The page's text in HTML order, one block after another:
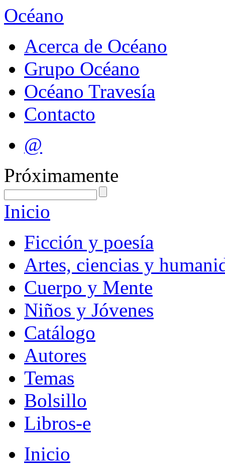
Océano
Acerca de Océano
Grupo Océano
Océano Travesía
Contacto
@
Próximamente
Inicio
Ficción y poesía
Artes, ciencias y
Cuerpo y Mente
Niños y Jóvenes
Catálogo
Autores
Temas
Bolsillo
Libros-e
Inicio